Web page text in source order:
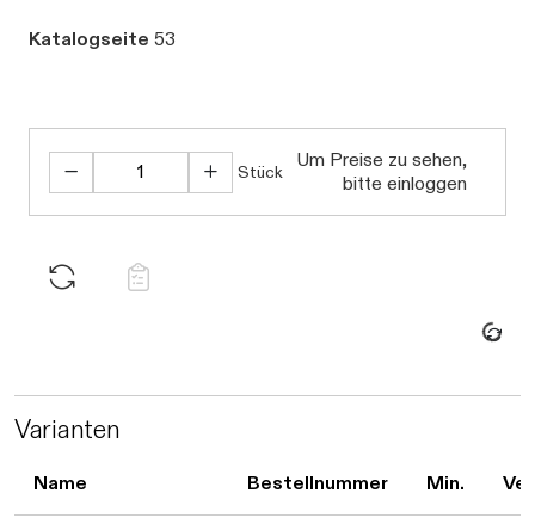
Katalogseite 53
Stück
Um Preise zu sehen,
bitte einloggen
Daten werden geladen. Bitte warten...
Varianten
Name Bestellnummer Min.